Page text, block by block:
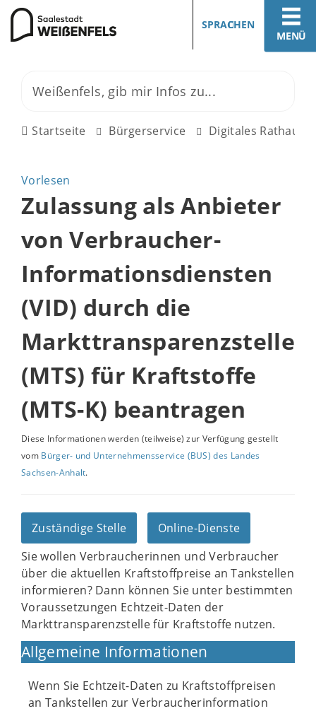
MENÜ
SPRACHEN
Startseite Bürgerservice Digitales Rathaus
Vorlesen
Zulassung als Anbieter
von Verbraucher-
Informationsdiensten
(VID) durch die
Markttransparenzstelle
(MTS) für Kraftstoffe
(MTS-K) beantragen
Diese Informationen werden (teilweise) zur Verfügung gestellt
vom Bürger- und Unternehmensservice (BUS) des Landes
Sachsen-Anhalt.
Zuständige Stelle
Online-Dienste
Sie wollen Verbraucherinnen und Verbraucher
über die aktuellen Kraftstoffpreise an Tankstellen
informieren? Dann können Sie unter bestimmten
Voraussetzungen Echtzeit-Daten der
Markttransparenzstelle für Kraftstoffe nutzen.
Allgemeine Informationen
Wenn Sie Echtzeit-Daten zu Kraftstoffpreisen
an Tankstellen zur Verbraucherinformation